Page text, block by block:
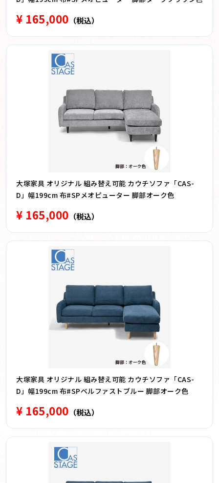
¥ 165,000 （税込）
大塚家具 オリジナル 組み替え可能 カウチソファ「CAS-
D」幅199cm 布#SPメオピューター 脚部オーク色
¥ 165,000 （税込）
大塚家具 オリジナル 組み替え可能 カウチソファ「CAS-
D」幅199cm 布#SPベルファストブルー 脚部オーク色
¥ 165,000 （税込）